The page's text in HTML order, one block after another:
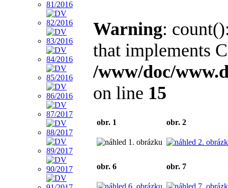
Warning:
that implements
/www/doc/
on line 15
obr. 1 obr. 2
obr. 6 obr. 7